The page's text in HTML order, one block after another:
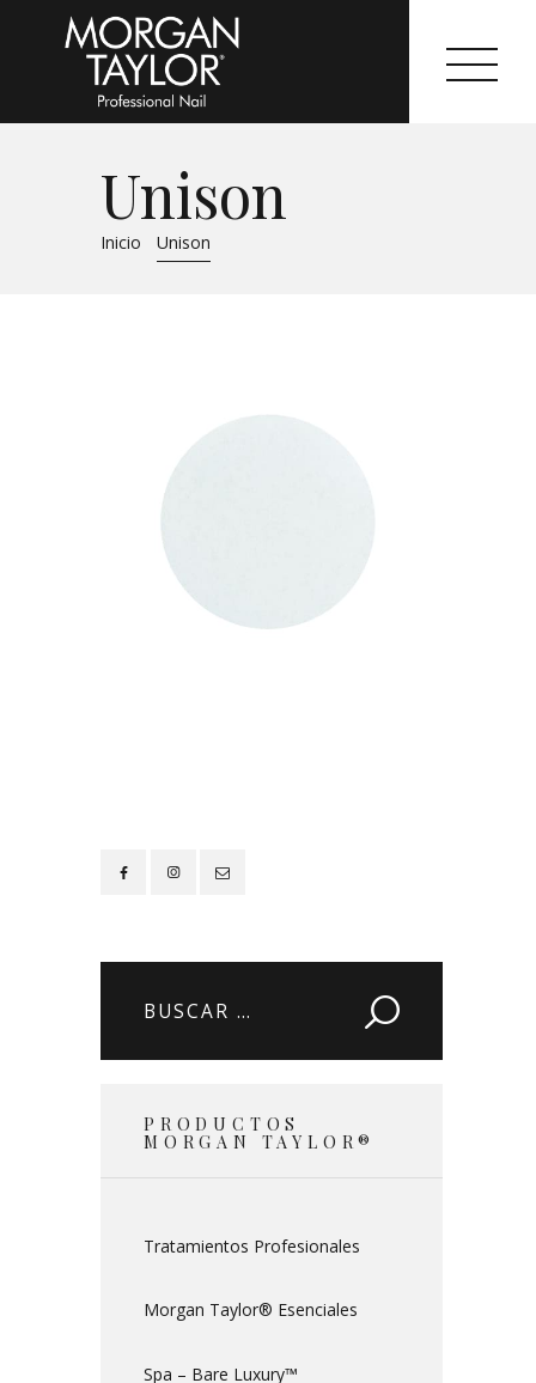
Unison
Inicio Unison
Morgan Taylor®
Sistemas Profesionales
Colecciones
Tutoriales
Contacto
Buscar:
PRODUCTOS
MORGAN TAYLOR®
Tratamientos Profesionales
Morgan Taylor® Esenciales
Spa – Bare Luxury™